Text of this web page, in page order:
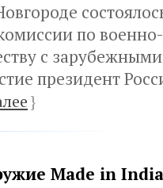
по
с
президент
}
Made in India